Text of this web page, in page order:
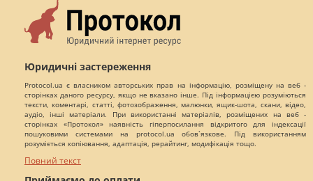
Юридичні застереження
Protocol.ua є власником авторських прав на інформацію, розміщену на веб -
сторінках даного ресурсу, якщо не вказано інше. Під інформацією розуміються
тексти, коментарі, статті, фотозображення, малюнки, ящик-шота, скани, відео,
аудіо, інші матеріали. При використанні матеріалів, розміщених на веб -
сторінках «Протокол» наявність гіперпосилання відкритого для індексації
пошуковими системами на protocol.ua обов`язкове. Під використанням
розуміється копіювання, адаптація, рерайтинг, модифікація тощо.
Повний текст